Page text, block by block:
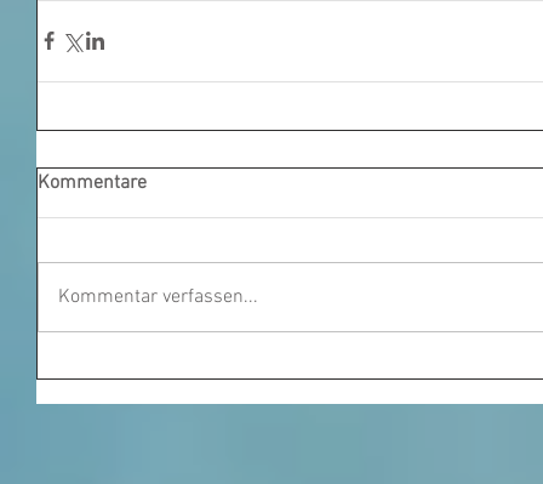
Kommentare
Kommentar verfassen...